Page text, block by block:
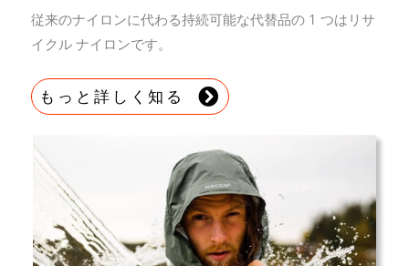
従来のナイロンに代わる持続可能な代替品の 1 つはリサ
イクル ナイロンです。
もっと詳しく知る